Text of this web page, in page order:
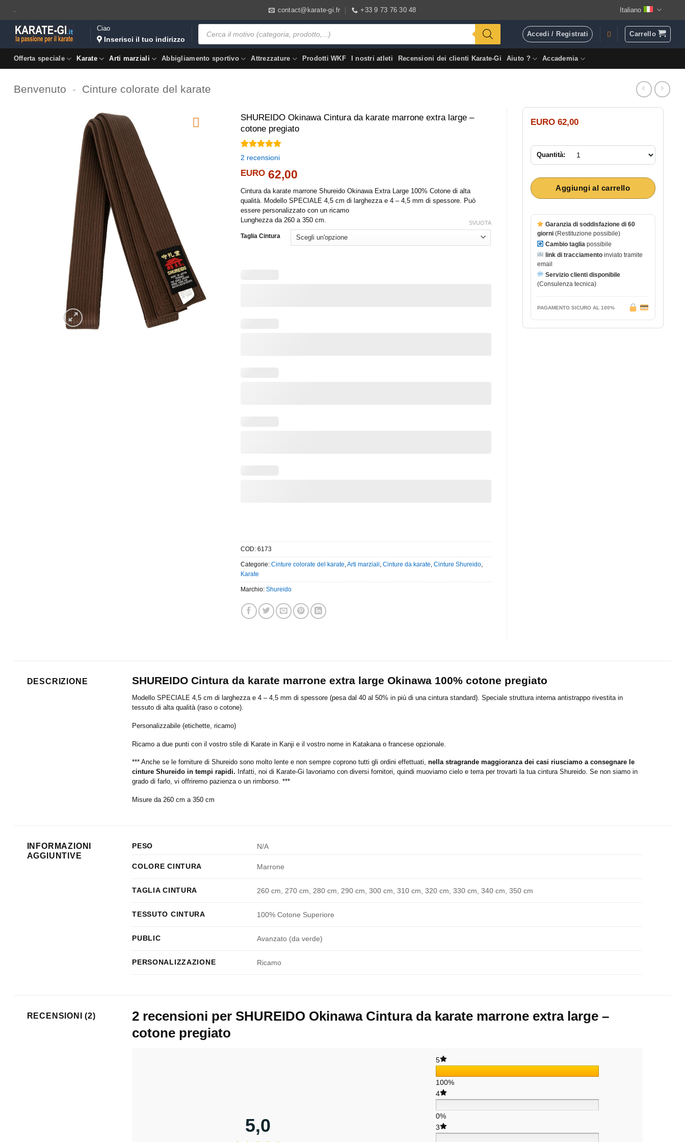
ai
contenuti
. contact@karate-gi.fr +33 9 73 76 30 48 Italiano
Ciao
Inserisci il tuo indirizzo
Ricerca
prodotti
Accedi / Registrati Carrello
Offerta speciale Karate Arti marziali Abbigliamento sportivo Attrezzature Prodotti WKF I nostri atleti Recensioni dei clienti Karate-Gi Aiuto ? Accademia
Benvenuto - Cinture colorate del karate
SHUREIDO Okinawa Cintura da karate marrone extra large –
cotone pregiato
Valutato
su base di
2
recensioni
2 recensioni
EURO62,00
Cintura da karate marrone Shureido Okinawa Extra Large 100% Cotone di alta
qualità. Modello SPECIALE 4,5 cm di larghezza e 4 – 4,5 mm di spessore. Può
essere personalizzato con un ricamo
Lunghezza da 260 a 350 cm.
Taglia Cintura
SVUOTA
COD: 6173
Categorie: Cinture colorate del karate,Arti marziali, Cinture da karate, Cinture Shureido,
Karate
Marchio: Shureido
EURO62,00
Quantità:
Aggiungi al carrello
Garanzia di soddisfazione di 60
giorni(Restituzione possibile)
Cambio taglia possibile
link di tracciamento inviato tramite
email
Servizio clienti disponibile
(Consulenza tecnica)
PAGAMENTO SICURO AL 100%
DESCRIZIONE SHUREIDO Cintura da karate marrone extra large Okinawa 100% cotone pregiato
Modello SPECIALE 4,5 cm di larghezza e 4 – 4,5 mm di spessore (pesa dal 40 al 50% in più di una cintura standard). Speciale struttura interna antistrappo rivestita in
tessuto di alta qualità (raso o cotone).
Personalizzabile (etichette, ricamo)
Ricamo a due punti con il vostro stile di Karate in Kanji e il vostro nome in Katakana o francese opzionale.
*** Anche se le forniture di Shureido sono molto lente e non sempre coprono tutti gli ordini effettuati,nella stragrande maggioranza dei casi riusciamo a consegnare le
cinture Shureido in tempi rapidi. Infatti, noi di Karate-Gi lavoriamo con diversi fornitori, quindi muoviamo cielo e terra per trovarti la tua cintura Shureido. Se non siamo in
grado di farlo, vi offriremo pazienza o un rimborso. ***
Misure da 260 cm a 350 cm
INFORMAZIONI
AGGIUNTIVE
PESO N/A
COLORE CINTURA Marrone
TAGLIA CINTURA 260 cm, 270 cm, 280 cm, 290 cm, 300 cm, 310 cm, 320 cm, 330 cm, 340 cm, 350 cm
TESSUTO CINTURA 100% Cotone Superiore
PUBLIC Avanzato (da verde)
PERSONALIZZAZIONE Ricamo
RECENSIONI (2) 2 recensioni per SHUREIDO Okinawa Cintura da karate marrone extra large –
cotone pregiato
5,0
5
100%
4
0%
3